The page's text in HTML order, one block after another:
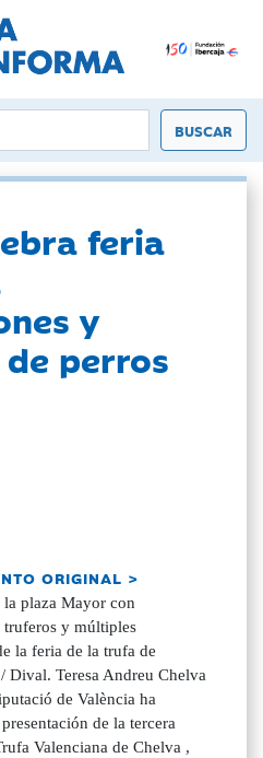
feria
y
perros
ORIGINAL >
la plaza Mayor con
truferos y múltiples
la feria de la trufa de
Dival. Teresa Andreu Chelva
de València ha
de la tercera
Valenciana de Chelva ,